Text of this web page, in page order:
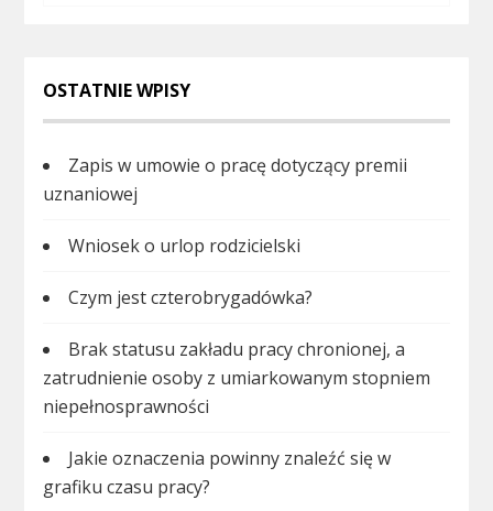
OSTATNIE WPISY
Zapis w umowie o pracę dotyczący premii
uznaniowej
Wniosek o urlop rodzicielski
Czym jest czterobrygadówka?
Brak statusu zakładu pracy chronionej, a
zatrudnienie osoby z umiarkowanym stopniem
niepełnosprawności
Jakie oznaczenia powinny znaleźć się w
grafiku czasu pracy?